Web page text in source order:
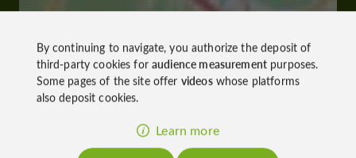
By continuing to navigate, you authorize the deposit of
third-party cookies foraudience measurementpurposes.
Some pages of the site offer videoswhose platforms
also deposit cookies.
Learn more